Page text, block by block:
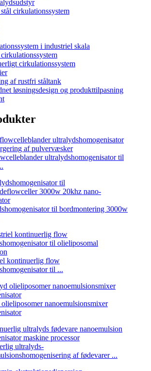
cirkulationssystem
i industriel skala
cirkulationssystem
cirkulationssystem
af rustfri ståltank
løsningsdesign og produkttilpasning
ultralydshomogenisator til
til bordmontering 3000w
kontinuerlig flow
til ...
nanoemulsionsmixer
ultralyds-
af fødevarer ...